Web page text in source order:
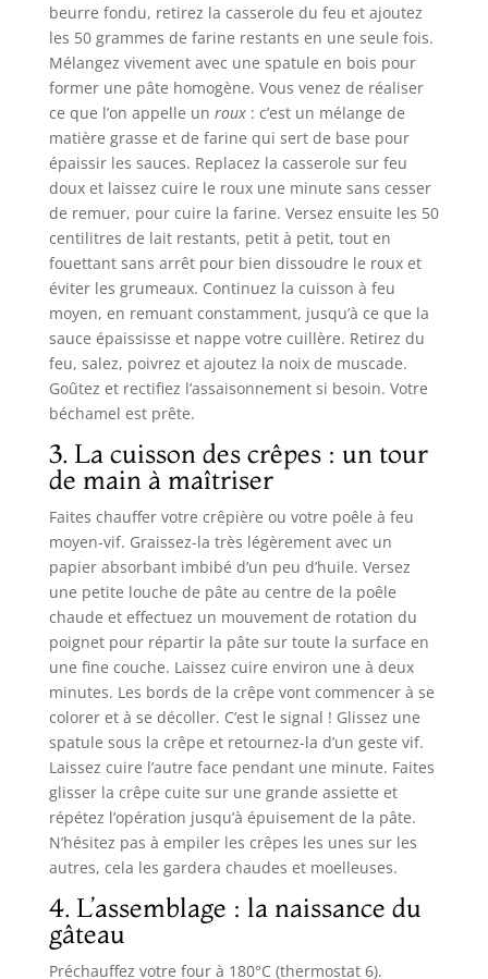
beurre fondu, retirez la casserole du feu et ajoutez
les 50 grammes de farine restants en une seule fois.
Mélangez vivement avec une spatule en bois pour
former une pâte homogène. Vous venez de réaliser
ce que l’on appelle un roux: c’est un mélange de
matière grasse et de farine qui sert de base pour
épaissir les sauces. Replacez la casserole sur feu
doux et laissez cuire le roux une minute sans cesser
de remuer, pour cuire la farine. Versez ensuite les 50
centilitres de lait restants, petit à petit, tout en
fouettant sans arrêt pour bien dissoudre le roux et
éviter les grumeaux. Continuez la cuisson à feu
moyen, en remuant constamment, jusqu’à ce que la
sauce épaississe et nappe votre cuillère. Retirez du
feu, salez, poivrez et ajoutez la noix de muscade.
Goûtez et rectifiez l’assaisonnement si besoin. Votre
béchamel est prête.
3. La cuisson des crêpes : un tour
de main à maîtriser
Faites chauffer votre crêpière ou votre poêle à feu
moyen-vif. Graissez-la très légèrement avec un
papier absorbant imbibé d’un peu d’huile. Versez
une petite louche de pâte au centre de la poêle
chaude et effectuez un mouvement de rotation du
poignet pour répartir la pâte sur toute la surface en
une fine couche. Laissez cuire environ une à deux
minutes. Les bords de la crêpe vont commencer à se
colorer et à se décoller. C’est le signal ! Glissez une
spatule sous la crêpe et retournez-la d’un geste vif.
Laissez cuire l’autre face pendant une minute. Faites
glisser la crêpe cuite sur une grande assiette et
répétez l’opération jusqu’à épuisement de la pâte.
N’hésitez pas à empiler les crêpes les unes sur les
autres, cela les gardera chaudes et moelleuses.
4. L’assemblage : la naissance du
gâteau
Préchauffez votre four à 180°C (thermostat 6).